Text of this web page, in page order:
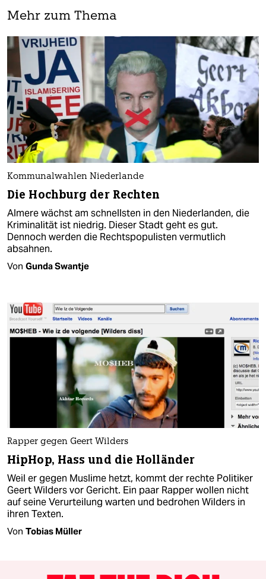
Mehr zum Thema
Kommunalwahlen Niederlande
Die Hochburg der Rechten
Almere wächst am schnellsten in den Niederlanden, die
Kriminalität ist niedrig. Dieser Stadt geht es gut.
Dennoch werden die Rechtspopulisten vermutlich
absahnen.
Von Gunda Swantje
Rapper gegen Geert Wilders
HipHop, Hass und die Holländer
Weil er gegen Muslime hetzt, kommt der rechte Politiker
Geert Wilders vor Gericht. Ein paar Rapper wollen nicht
auf seine Verurteilung warten und bedrohen Wilders in
ihren Texten.
Von Tobias Müller